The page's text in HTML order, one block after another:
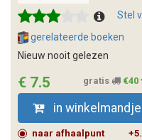
Stel
gerelateerde boeken
Nieuw nooit gelezen
€ 7.5 gratis €40
in winkelmandje
naar afhaalpunt